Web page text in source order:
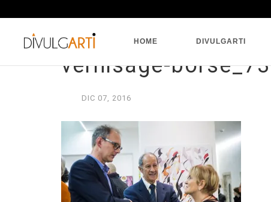
HOME DIVULGARTI
vernisage-borse_73
DIC 07, 2016